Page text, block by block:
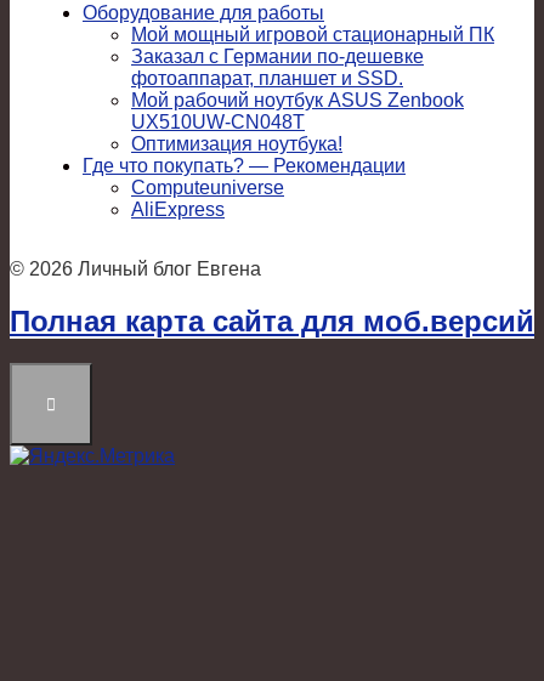
Оборудование для работы
Мой мощный игровой стационарный ПК
Заказал с Германии по-дешевке
фотоаппарат, планшет и SSD.
Мой рабочий ноутбук ASUS Zenbook
UX510UW-CN048T
Оптимизация ноутбука!
Где что покупать? — Рекомендации
Computeuniverse
AliExpress
© 2026 Личный блог Евгена
Полная карта сайта для моб.версий